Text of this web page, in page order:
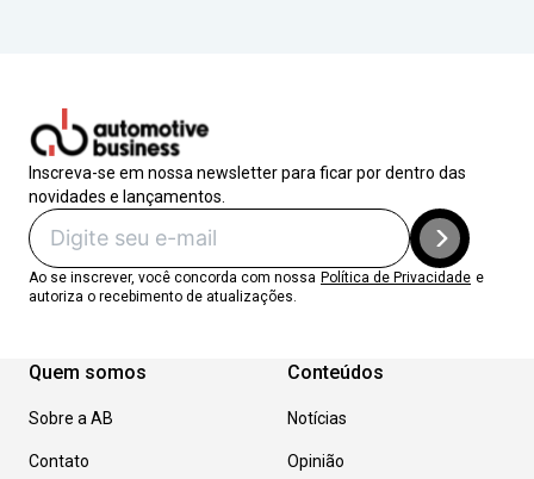
Inscreva-se em nossa newsletter para ficar por dentro das
novidades e lançamentos.
Ao se inscrever, você concorda com nossa Política de Privacidade e
autoriza o recebimento de atualizações.
Quem somos
Sobre a AB
Contato
Conteúdos
Notícias
Opinião